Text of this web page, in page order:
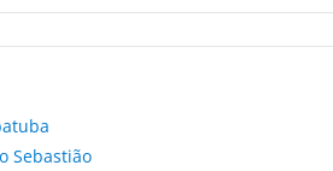
Sebastião